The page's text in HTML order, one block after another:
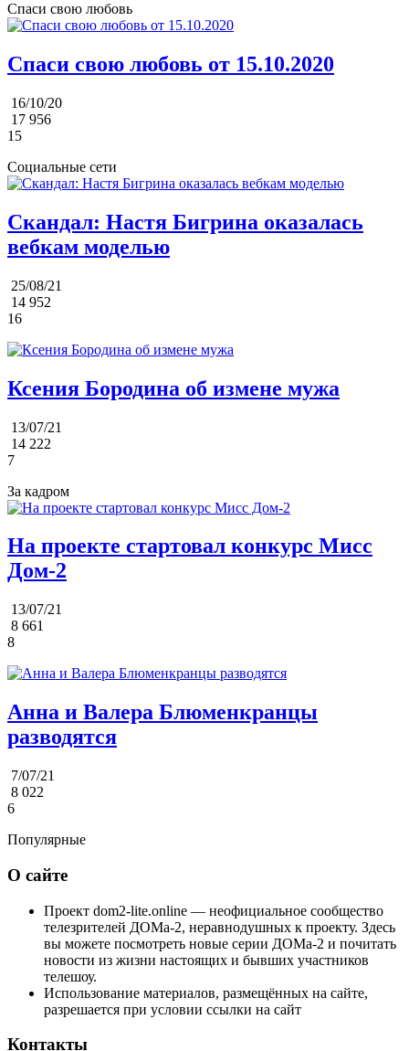
Спаси свою любовь
Спаси свою любовь от 15.10.2020
16/10/20
17 956
15
Социальные сети
Скандал: Настя Бигрина оказалась
вебкам моделью
25/08/21
14 952
16
Ксения Бородина об измене мужа
13/07/21
14 222
7
За кадром
На проекте стартовал конкурс Мисс
Дом-2
13/07/21
8 661
8
Анна и Валера Блюменкранцы
разводятся
7/07/21
8 022
6
Популярные
О сайте
Проект dom2-lite.online — неофициальное сообщество
телезрителей ДОМа-2, неравнодушных к проекту. Здесь
вы можете посмотреть новые серии ДОМа-2 и почитать
новости из жизни настоящих и бывших участников
телешоу.
Использование материалов, размещённых на сайте,
разрешается при условии ссылки на сайт
Контакты